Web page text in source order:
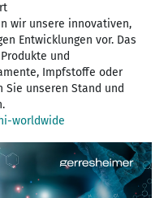
wir unsere innovativen,
Entwicklungen vor. Das
und
Impfstoffe oder
Sie unseren Stand und
worldwide